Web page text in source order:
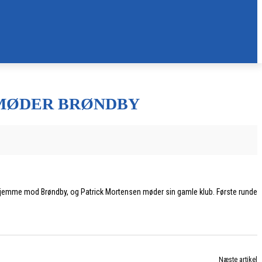
BRØNDBY
mod Brøndby, og Patrick Mortensen møder sin gamle klub. Første runde
Næste artikel